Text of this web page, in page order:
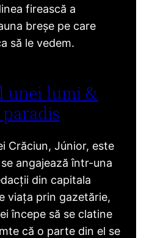
firească a
breșe pe care
să le vedem.
unei lumi &
Crăciun, Júnior, este
angajează într-una
din capitala
viața prin gazetărie,
începe să se clatine
că o parte din el se